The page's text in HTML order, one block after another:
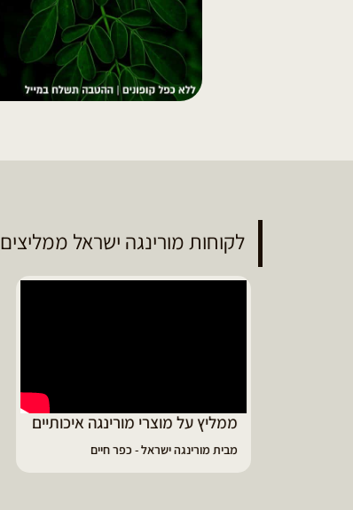
לקוחות מורינגה ישראל ממליצים
ממליץ על מוצרי מורינגה איכותיים
מבית מורינגה ישראל - כפר חיים